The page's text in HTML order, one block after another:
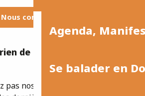
Agenda,
Se balader en
Nous contacter
de l'actualité de la
pas nos newsletters pour